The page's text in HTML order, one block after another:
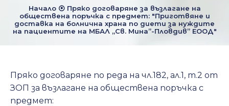
Начало⦿ Пряко договаряне за възлагане на
обществена поръчка с предмет: "Приготвяне и
доставка на болнична храна по диети за нуждите
на пациентите на МБАЛ „Св. Мина”-Пловдив” ЕООД"
Пряко договаряне по реда на чл.182, ал.1, т.2 от
ЗОП за възлагане на обществена поръчка с
предмет: